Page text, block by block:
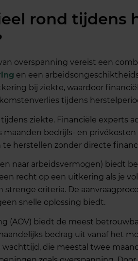
rond tijdens
overspanning vereist een
en een
bij ziekte, waardoor
tijdens
ziekte. Financiële experts
bedrijfs- en
herstellen zonder directe
naar arbeidsvermogen) biedt
recht op een uitkering als je
criteria. De
snelle oplossing biedt.
(AOV) biedt de meest
bedrag uit vanaf het
die meestal twee